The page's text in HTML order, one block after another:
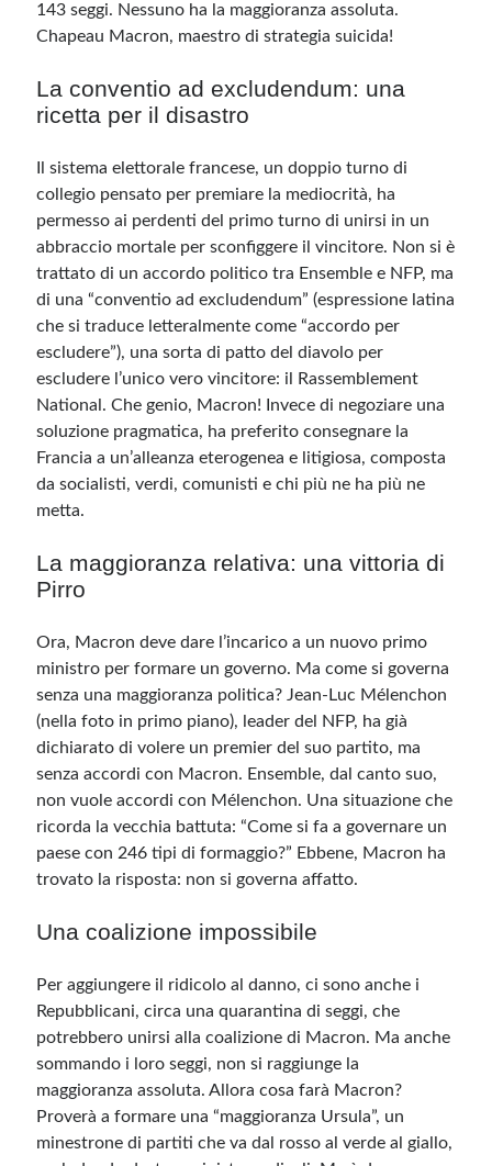
143 seggi. Nessuno ha la maggioranza assoluta.
Chapeau Macron, maestro di strategia suicida!
La conventio ad excludendum: una
ricetta per il disastro
Il sistema elettorale francese, un doppio turno di
collegio pensato per premiare la mediocrità, ha
permesso ai perdenti del primo turno di unirsi in un
abbraccio mortale per sconfiggere il vincitore. Non si è
trattato di un accordo politico tra Ensemble e NFP, ma
di una “conventio ad excludendum” (espressione latina
che si traduce letteralmente come “accordo per
escludere”), una sorta di patto del diavolo per
escludere l’unico vero vincitore: il Rassemblement
National. Che genio, Macron! Invece di negoziare una
soluzione pragmatica, ha preferito consegnare la
Francia a un’alleanza eterogenea e litigiosa, composta
da socialisti, verdi, comunisti e chi più ne ha più ne
metta.
La maggioranza relativa: una vittoria di
Pirro
Ora, Macron deve dare l’incarico a un nuovo primo
ministro per formare un governo. Ma come si governa
senza una maggioranza politica? Jean-Luc Mélenchon
(nella foto in primo piano), leader del NFP, ha già
dichiarato di volere un premier del suo partito, ma
senza accordi con Macron. Ensemble, dal canto suo,
non vuole accordi con Mélenchon. Una situazione che
ricorda la vecchia battuta: “Come si fa a governare un
paese con 246 tipi di formaggio?” Ebbene, Macron ha
trovato la risposta: non si governa affatto.
Una coalizione impossibile
Per aggiungere il ridicolo al danno, ci sono anche i
Repubblicani, circa una quarantina di seggi, che
potrebbero unirsi alla coalizione di Macron. Ma anche
sommando i loro seggi, non si raggiunge la
maggioranza assoluta. Allora cosa farà Macron?
Proverà a formare una “maggioranza Ursula”, un
minestrone di partiti che va dal rosso al verde al giallo,